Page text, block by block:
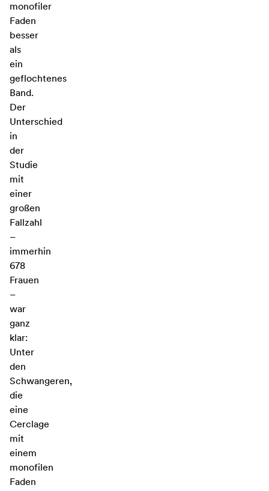
monofiler
Faden
besser
als
ein
geflochtenes
Band.
Der
Unterschied
in
der
Studie
mit
einer
großen
Fallzahl
–
immerhin
678
Frauen
–
war
ganz
klar:
Unter
den
Schwangeren,
die
eine
Cerclage
mit
einem
monofilen
Faden